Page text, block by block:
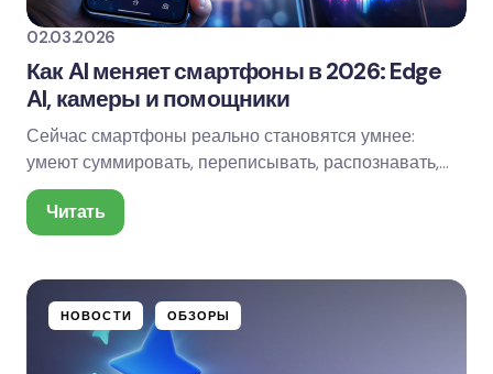
02.03.2026
Как AI меняет смартфоны в 2026: Edge
AI, камеры и помощники
Сейчас смартфоны реально становятся умнее:
умеют суммировать, переписывать, распознавать,
переводить, чистить фото и даже помогать с рутиной
—…Читать
НОВОСТИ ОБЗОРЫ